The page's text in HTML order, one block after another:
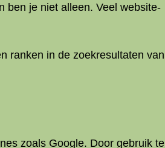
ben je niet alleen. Veel website-
ranken in de zoekresultaten van
zoals Google. Door gebruik te